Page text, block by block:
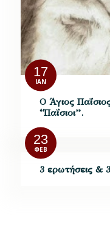
17
ΙΑΝ
Ο Άγιος
“Παΐσιοι”.
23
ΦΕΒ
3 ερωτήσεις &